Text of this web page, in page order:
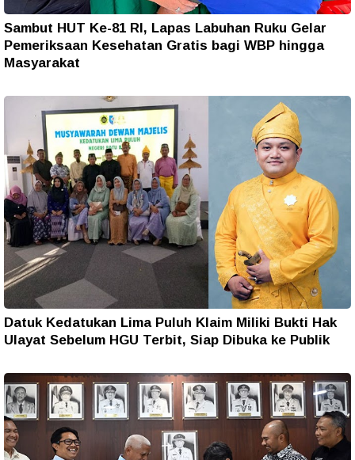
Sambut HUT Ke-81 RI, Lapas Labuhan Ruku Gelar
Pemeriksaan Kesehatan Gratis bagi WBP hingga
Masyarakat
Datuk Kedatukan Lima Puluh Klaim Miliki Bukti Hak
Ulayat Sebelum HGU Terbit, Siap Dibuka ke Publik